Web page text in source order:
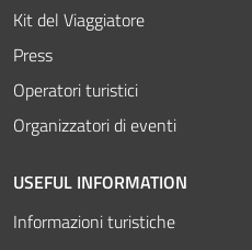
Kit del Viaggiatore
Press
Operatori turistici
Organizzatori di eventi
USEFUL INFORMATION
Informazioni turistiche